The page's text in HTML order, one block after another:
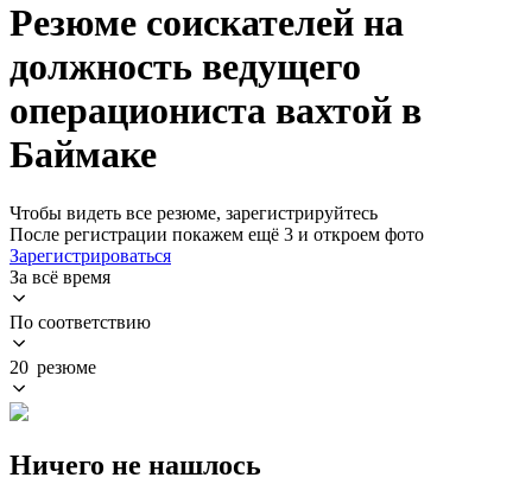
Резюме соискателей на
должность ведущего
операциониста вахтой в
Баймаке
Чтобы видеть все резюме, зарегистрируйтесь
После регистрации покажем ещё 3 и откроем фото
Зарегистрироваться
За всё время
По соответствию
20 резюме
Ничего не нашлось